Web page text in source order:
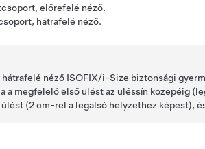
előrefelé néző.
hátrafelé néző.
hátrafelé néző ISOFIX/i-Size biztonsági
a megfelelő első ülést az üléssín közepéig
(2 cm-rel a legalsó helyzethez képest),